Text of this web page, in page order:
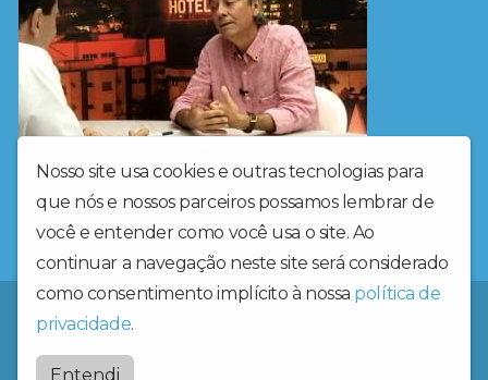
Questão de Opinião - Roberto Crema
1 2 3 4 5 6
Nosso site usa cookies e outras tecnologias para
que nós e nossos parceiros possamos lembrar de
você e entender como você usa o site. Ao
continuar a navegação neste site será considerado
como consentimento implícito à nossa política de
privacidade.
Entendi